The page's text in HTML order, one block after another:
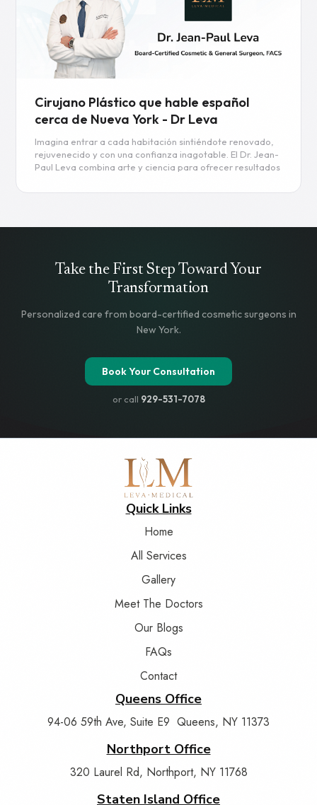
Cirujano Plástico que hable español
cerca de Nueva York - Dr Leva
Imagina entrar a cada habitación sintiéndote renovado,
rejuvenecido y con una confianza inagotable. El Dr. Jean-
Paul Leva combina arte y ciencia para ofrecer resultados
naturales.
Take the First Step Toward Your
Transformation
Personalized care from board-certified cosmetic surgeons in
New York.
Book Your Consultation
or call 929-531-7078
Quick Links
Home
All Services
Gallery
Meet The Doctors
Our Blogs
FAQs
Contact
Queens Office
94-06 59th Ave, Suite E9 Queens, NY 11373
Northport Office
320 Laurel Rd, Northport, NY 11768
Staten Island Office